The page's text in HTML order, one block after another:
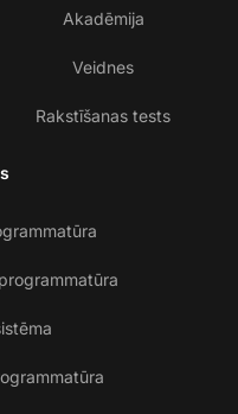
Akadēmija
Veidnes
Rakstīšanas tests